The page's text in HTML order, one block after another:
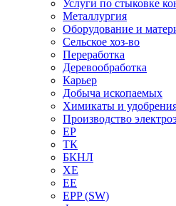
Услуги по стыковке
Металлургия
Оборудование и
Сельское хоз-во
Переработка
Деревообработка
Карьер
Добыча ископаемых
Химикаты и
Производство
EP
ТК
БКНЛ
XE
EE
EPP (SW)